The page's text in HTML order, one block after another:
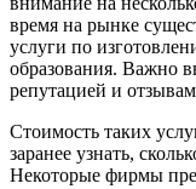
время на рынке
услуги по
образования. Важно
репутацией и
Стоимость таких
заранее узнать,
Некоторые фирмы